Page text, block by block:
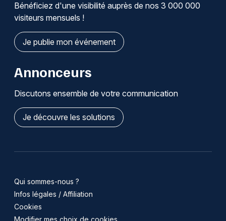
Bénéficiez d'une visibilité auprès de nos 3 000 000
visiteurs mensuels !
Je publie mon événement
Annonceurs
Discutons ensemble de votre communication
Je découvre les solutions
Qui sommes-nous ?
Infos légales / Affiliation
Cookies